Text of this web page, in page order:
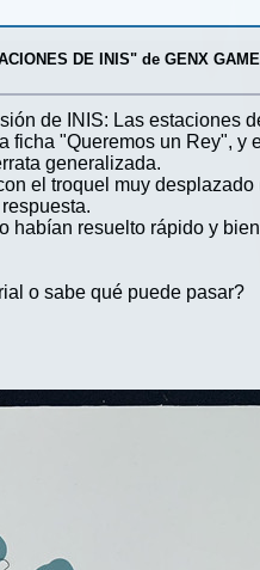
DE INIS" de GENX
de INIS: Las estaciones
ficha "Queremos un Rey",
generalizada.
el troquel muy
habían resuelto rápido y
o sabe qué puede pasar?